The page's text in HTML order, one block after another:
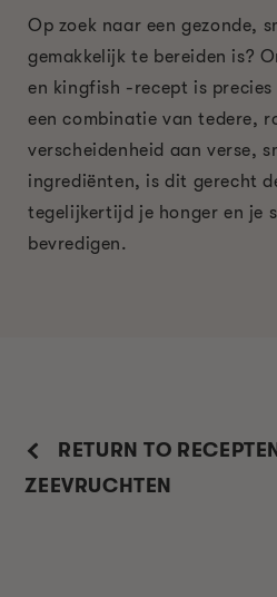
Op zoek naar een gezonde,
gemakkelijk te bereiden is?
en kingfish -recept is
een combinatie van tedere,
verscheidenheid aan verse,
ingrediënten, is dit gerecht
tegelijkertijd je honger en je
bevredigen.
RETURN TO
ZEEVRUCHTEN